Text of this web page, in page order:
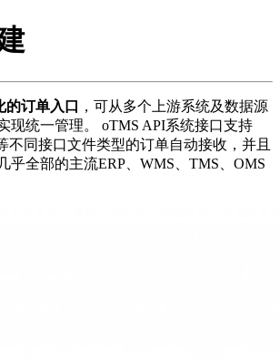
的订单入口
，可从多个上游系统及数据源
现统一管理。 oTMS API系统接口支持
不同接口文件类型的订单自动接收，并且
乎全部的主流ERP、WMS、TMS、OMS